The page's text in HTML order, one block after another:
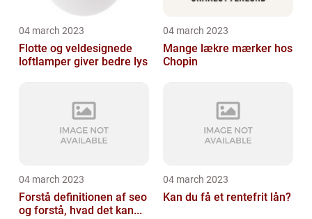
04 march 2023
Flotte og veldesignede
loftlamper giver bedre lys
04 march 2023
Mange lækre mærker hos
Chopin
04 march 2023
Forstå definitionen af seo
og forstå, hvad det kan...
04 march 2023
Kan du få et rentefrit lån?